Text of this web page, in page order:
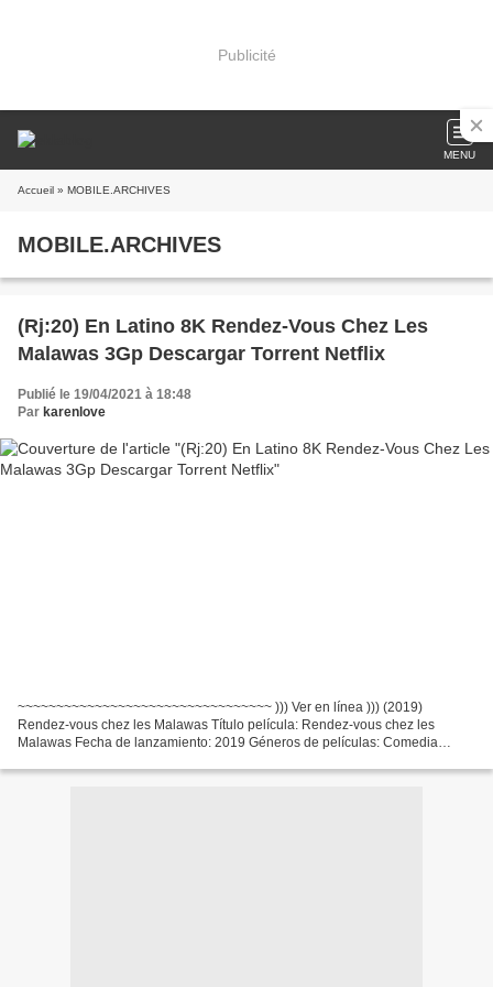
Publicité
MENU
Accueil » MOBILE.ARCHIVES
MOBILE.ARCHIVES
(Rj:20) En Latino 8K Rendez-Vous Chez Les
Malawas 3Gp Descargar Torrent Netflix
Publié le 19/04/2021 à 18:48
Par karenlove
~~~~~~~~~~~~~~~~~~~~~~~~~~~~~~~~~ ))) Ver en línea ))) (2019)
Rendez-vous chez les Malawas Título película: Rendez-vous chez les
Malawas Fecha de lanzamiento: 2019 Géneros de películas: Comedia